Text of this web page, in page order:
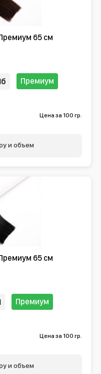
65 см
Премиум
Цена за 100 гр.
и объем
65 см
Премиум
Цена за 100 гр.
и объем